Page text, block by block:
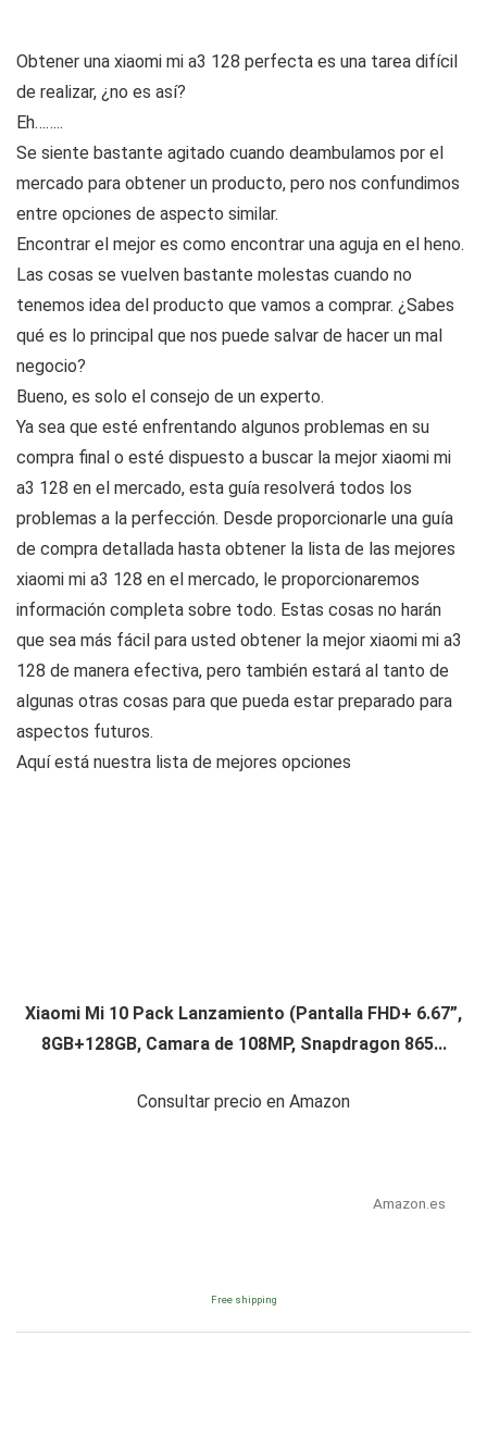
Obtener una xiaomi mi a3 128 perfecta es una tarea difícil
de realizar, ¿no es así?
Eh……..
Se siente bastante agitado cuando deambulamos por el
mercado para obtener un producto, pero nos confundimos
entre opciones de aspecto similar.
Encontrar el mejor es como encontrar una aguja en el heno.
Las cosas se vuelven bastante molestas cuando no
tenemos idea del producto que vamos a comprar. ¿Sabes
qué es lo principal que nos puede salvar de hacer un mal
negocio?
Bueno, es solo el consejo de un experto.
Ya sea que esté enfrentando algunos problemas en su
compra final o esté dispuesto a buscar la mejor xiaomi mi
a3 128 en el mercado, esta guía resolverá todos los
problemas a la perfección. Desde proporcionarle una guía
de compra detallada hasta obtener la lista de las mejores
xiaomi mi a3 128 en el mercado, le proporcionaremos
información completa sobre todo. Estas cosas no harán
que sea más fácil para usted obtener la mejor xiaomi mi a3
128 de manera efectiva, pero también estará al tanto de
algunas otras cosas para que pueda estar preparado para
aspectos futuros.
Aquí está nuestra lista de mejores opciones
Xiaomi Mi 10 Pack Lanzamiento (Pantalla FHD+ 6.67”,
8GB+128GB, Camara de 108MP, Snapdragon 865...
Consultar precio en Amazon
Amazon.es
Free shipping